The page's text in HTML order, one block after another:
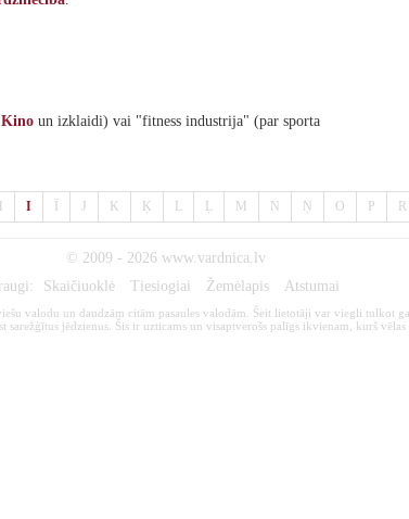
Kino un izklaidi) vai "fitness industrija" (par sporta
I J K Ķ L Ļ M N Ņ O P R
© 2009 - 2026 www.vardnica.lv
Skaičiuoklė Tiesiogiai Žemėlapis Atstumai
valodu un daudzām citām pasaules valodām. Šeit lietotāji var viegli tulkot
jēdzienus. Šis ir uzticams un visaptverošs palīgs ikvienam, kurš vēlas